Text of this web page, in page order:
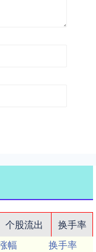
个股流出
换手率
幅
换手率